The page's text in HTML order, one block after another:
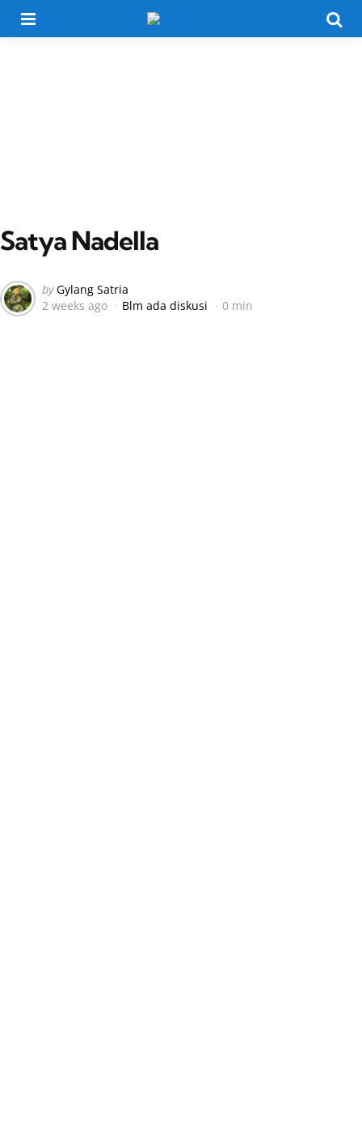
Satya Nadella
Posted
by
by Gylang Satria
2 weeks ago
Blm ada diskusi 0 min